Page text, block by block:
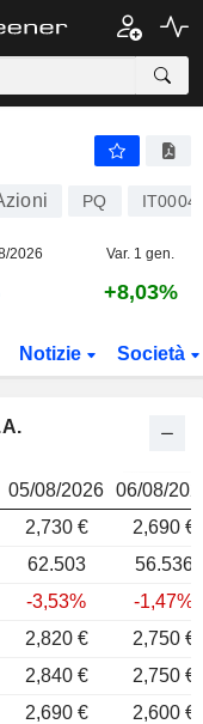
2,690
PQ
2026 Var. 1 gen.
+8,03%
Notizie Società
05/08/2026 06/08/
2,730 €
2,690 €
62.503
56.536
-3,53%
-1,47%
2,820 €
2,750 €
2,840 €
2,750 €
2,690 € 2,600 €